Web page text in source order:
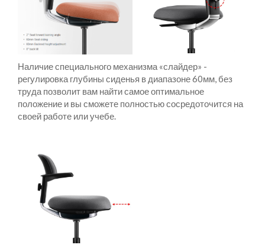
Наличие специального механизма «слайдер» -
регулировка глубины сиденья в диапазоне 60мм, без
труда позволит вам найти самое оптимальное
положение и вы сможете полностью сосредоточится на
своей работе или учебе.